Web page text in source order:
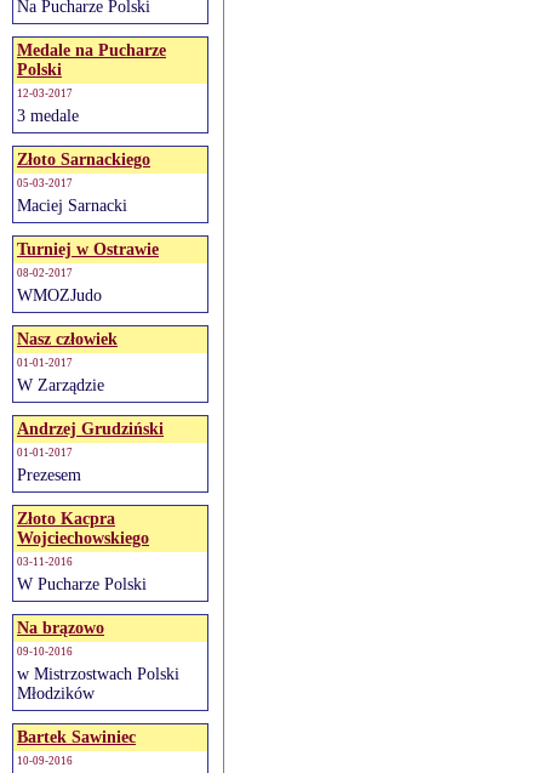
Na Pucharze Polski
Medale na Pucharze
Polski
12-03-2017
3 medale
Złoto Sarnackiego
05-03-2017
Maciej Sarnacki
Turniej w Ostrawie
08-02-2017
WMOZJudo
Nasz człowiek
01-01-2017
W Zarządzie
Andrzej Grudziński
01-01-2017
Prezesem
Złoto Kacpra
Wojciechowskiego
03-11-2016
W Pucharze Polski
Na brązowo
09-10-2016
w Mistrzostwach Polski
Młodzików
Bartek Sawiniec
10-09-2016